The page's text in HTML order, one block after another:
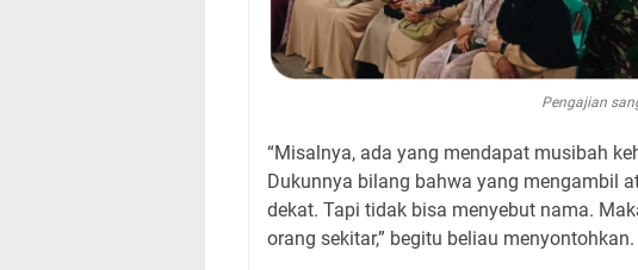
Pengajian
“Misalnya, ada yang mendapat musibah
Dukunnya bilang bahwa yang mengambil
dekat. Tapi tidak bisa menyebut nama.
orang sekitar,” begitu beliau menyontohkan.